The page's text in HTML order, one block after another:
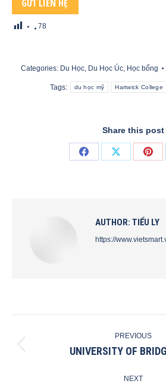
78
Categories: Du Học, Du Học Úc, Học bổng
Tags: du học mỹ Hartwick College
Share this post
Share
Share
AUTHOR: TIỂU LY
https://
NAVIGATION
PREVIOUS
Previous
UNIVERSITY OF
NEXT